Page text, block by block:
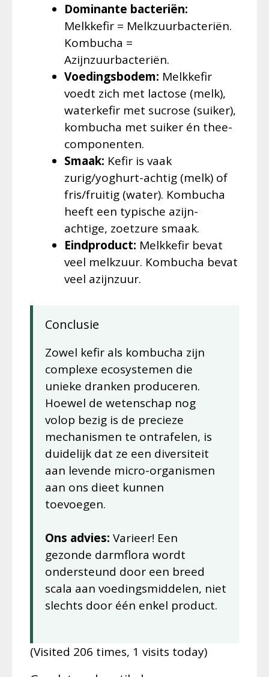
Dominante bacteriën:
Melkkefir = Melkzuurbacteriën.
Kombucha =
Azijnzuurbacteriën.
Voedingsbodem: Melkkefir
voedt zich met lactose (melk),
waterkefir met sucrose (suiker),
kombucha met suiker én thee-
componenten.
Smaak: Kefir is vaak
zurig/yoghurt-achtig (melk) of
fris/fruitig (water). Kombucha
heeft een typische azijn-
achtige, zoetzure smaak.
Eindproduct: Melkkefir bevat
veel melkzuur. Kombucha bevat
veel azijnzuur.
Conclusie
Zowel kefir als kombucha zijn
complexe ecosystemen die
unieke dranken produceren.
Hoewel de wetenschap nog
volop bezig is de precieze
mechanismen te ontrafelen, is
duidelijk dat ze een diversiteit
aan levende micro-organismen
aan ons dieet kunnen
toevoegen.
Ons advies: Varieer! Een
gezonde darmflora wordt
ondersteund door een breed
scala aan voedingsmiddelen, niet
slechts door één enkel product.
(Visited 206 times, 1 visits today)